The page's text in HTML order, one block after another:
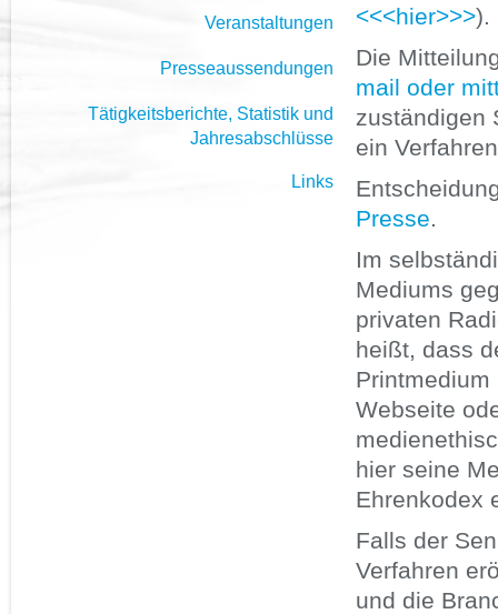
Veranstaltungen
Presseaussendungen
Tätigkeitsberichte, Statistik und
Jahresabschlüsse
Links
<<<hier>>>).
Die
mail oder
zuständigen
ein
Presse.
Im
Mediums
privaten
heißt, dass
Webseite
hier seine
Ehrenkodex
Falls der
Verfahren
und die